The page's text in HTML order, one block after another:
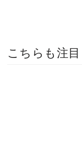
こちらも注目